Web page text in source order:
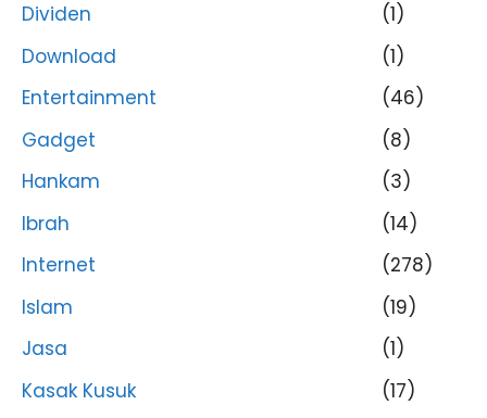
Dividen
(1)
Download
(1)
Entertainment
(46)
Gadget
(8)
Hankam
(3)
Ibrah
(14)
Internet
(278)
Islam
(19)
Jasa
(1)
Kasak Kusuk
(17)